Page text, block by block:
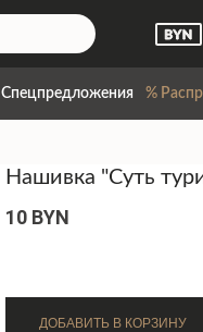
Спецпредложения %
Нашивка "Суть
10 BYN
ДОБАВИТЬ В КОРЗИНУ